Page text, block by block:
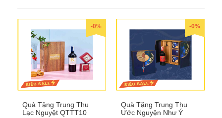
-0%
Quà Tặng Trung Thu
Lạc Nguyệt QTTT10
-0%
Quà Tặng Trung Thu
Ước Nguyện Như Ý